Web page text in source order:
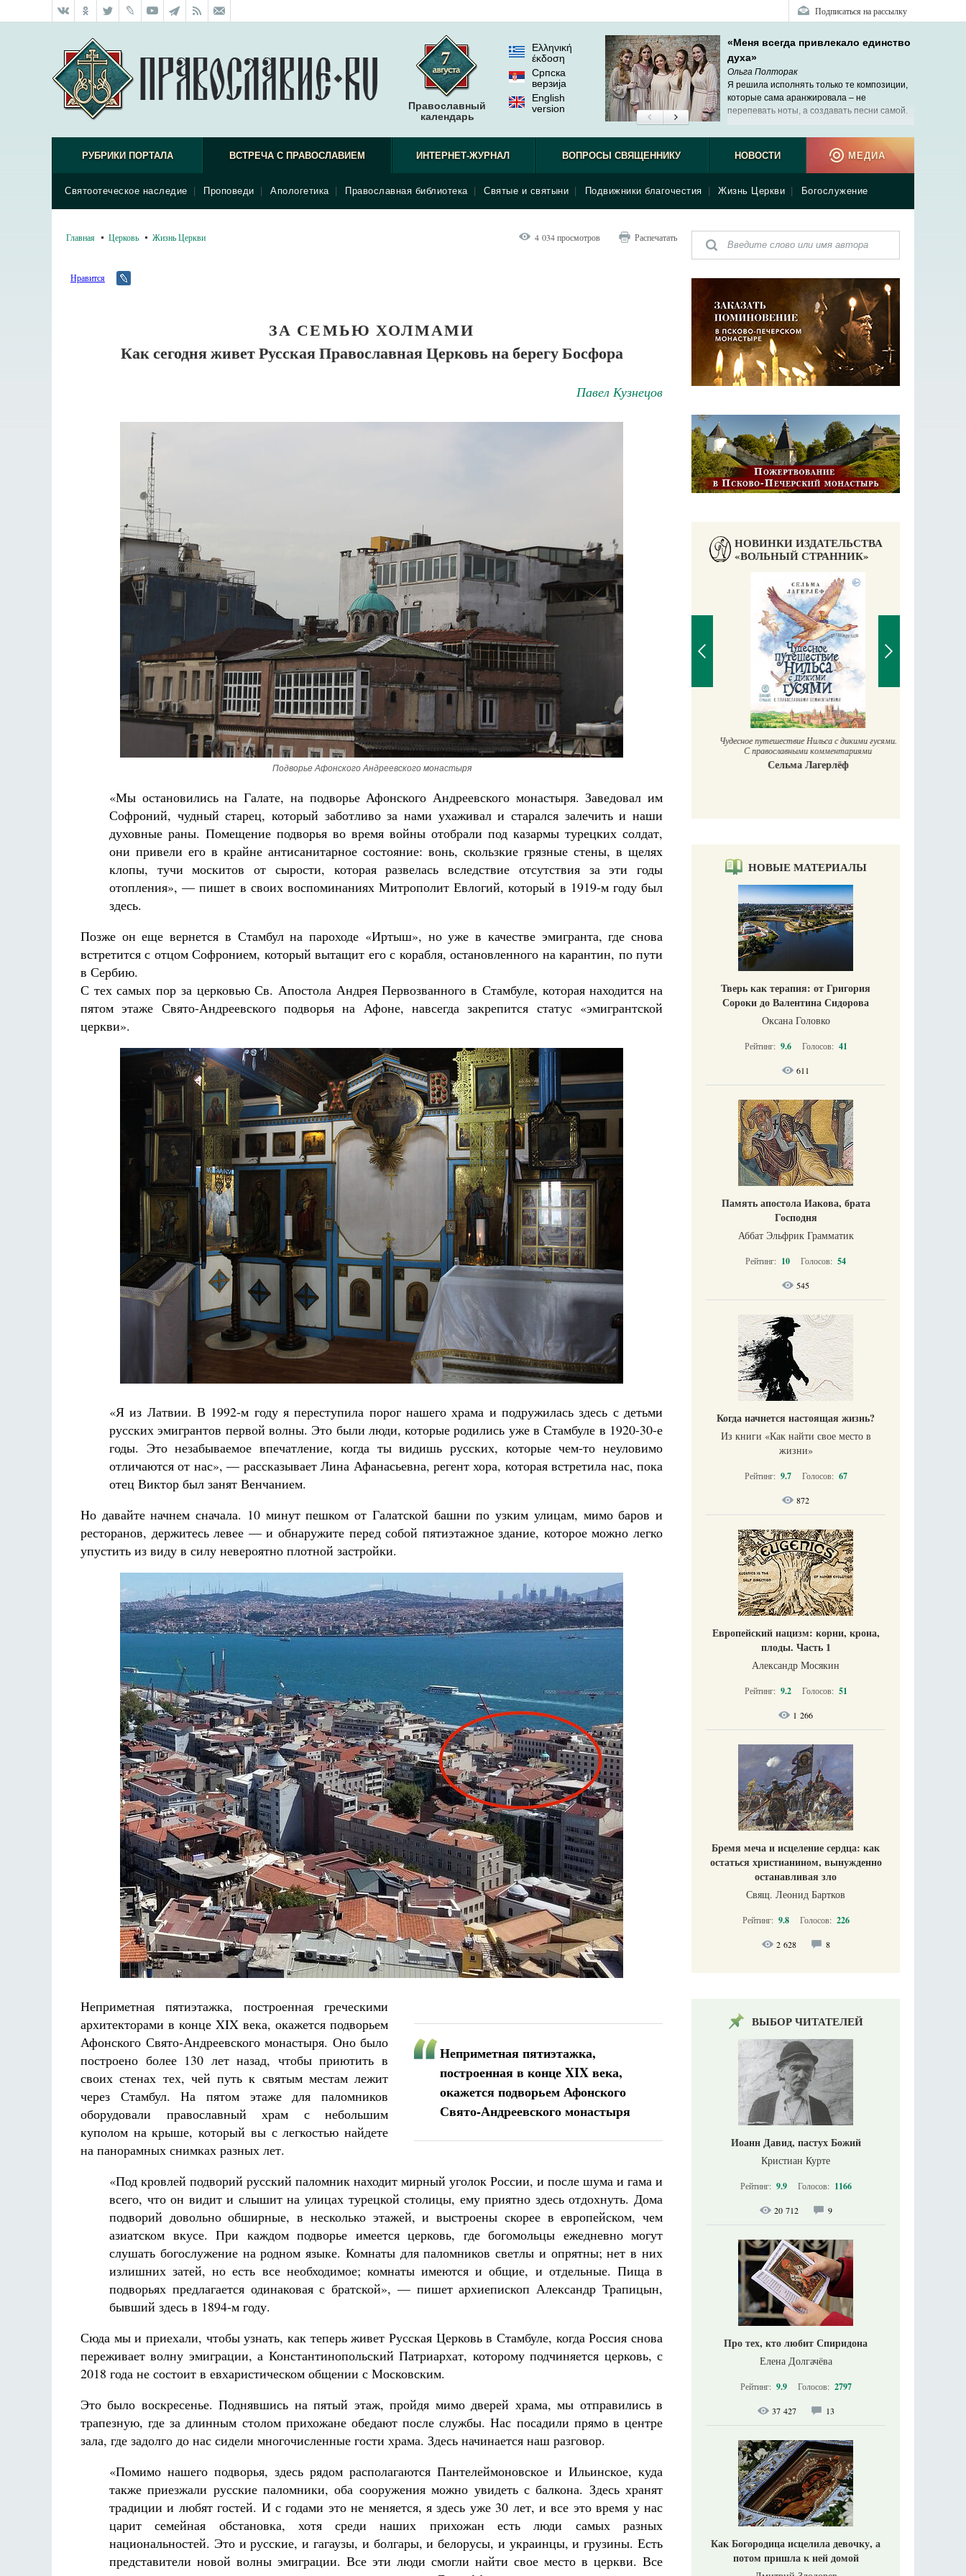
Подписаться на рассылку
Православный
календарь
Ελληνική
έκδοση
Српска
верзиjа
English
version
«Меня всегда привлекало единство
духа»
Ольга Полторак
Я решила исполнять только те композиции,
которые сама аранжировала – не
перепевать ноты, а создавать песни самой.
РУБРИКИ ПОРТАЛА ВСТРЕЧА С ПРАВОСЛАВИЕМ
Святоотеческое наследие Проповеди Апологетика Православная библиотека Святые и святыни Подвижники благочестия Жизнь Церкви Богослужение
ИНТЕРНЕТ-ЖУРНАЛ ВОПРОСЫ СВЯЩЕННИКУ НОВОСТИ МЕДИА
Главная Церковь Жизнь Церкви 4 034 просмотров Распечатать
Нравится
ЗА СЕМЬЮ ХОЛМАМИ
Как сегодня живет Русская Православная Церковь на берегу Босфора
Павел Кузнецов
Подворье Афонского Андреевского монастыря
«Мы остановились на Галате, на подворье Афонского Андреевского монастыря. Заведовал им
Софроний, чудный старец, который заботливо за нами ухаживал и старался залечить и наши
духовные раны. Помещение подворья во время войны отобрали под казармы турецких солдат,
они привели его в крайне антисанитарное состояние: вонь, скользкие грязные стены, в щелях
клопы, тучи москитов от сырости, которая развелась вследствие отсутствия за эти годы
отопления», — пишет в своих воспоминаниях Митрополит Евлогий, который в 1919-м году был
здесь.
Позже он еще вернется в Стамбул на пароходе «Иртыш», но уже в качестве эмигранта, где снова
встретится с отцом Софронием, который вытащит его с корабля, остановленного на карантин, по пути
в Сербию.
С тех самых пор за церковью Св. Апостола Андрея Первозванного в Стамбуле, которая находится на
пятом этаже Свято-Андреевского подворья на Афоне, навсегда закрепится статус «эмигрантской
церкви».
«Я из Латвии. В 1992-м году я переступила порог нашего храма и подружилась здесь с детьми
русских эмигрантов первой волны. Это были люди, которые родились уже в Стамбуле в 1920-30-е
годы. Это незабываемое впечатление, когда ты видишь русских, которые чем-то неуловимо
отличаются от нас», — рассказывает Лина Афанасьевна, регент хора, которая встретила нас, пока
отец Виктор был занят Венчанием.
Но давайте начнем сначала. 10 минут пешком от Галатской башни по узким улицам, мимо баров и
ресторанов, держитесь левее — и обнаружите перед собой пятиэтажное здание, которое можно легко
упустить из виду в силу невероятно плотной застройки.
Неприметная пятиэтажка,
построенная в конце XIX века,
окажется подворьем Афонского
Свято-Андреевского монастыря
Неприметная пятиэтажка, построенная греческими
архитекторами в конце XIX века, окажется подворьем
Афонского Свято-Андреевского монастыря. Оно было
построено более 130 лет назад, чтобы приютить в
своих стенах тех, чей путь к святым местам лежит
через Стамбул. На пятом этаже для паломников
оборудовали православный храм с небольшим
куполом на крыше, который вы с легкостью найдете
на панорамных снимках разных лет.
«Под кровлей подворий русский паломник находит мирный уголок России, и после шума и гама и
всего, что он видит и слышит на улицах турецкой столицы, ему приятно здесь отдохнуть. Дома
подворий довольно обширные, в несколько этажей, и выстроены скорее в европейском, чем
азиатском вкусе. При каждом подворье имеется церковь, где богомольцы ежедневно могут
слушать богослужение на родном языке. Комнаты для паломников светлы и опрятны; нет в них
излишних затей, но есть все необходимое; комнаты имеются и общие, и отдельные. Пища в
подворьях предлагается одинаковая с братской», — пишет архиепископ Александр Трапицын,
бывший здесь в 1894-м году.
Сюда мы и приехали, чтобы узнать, как теперь живет Русская Церковь в Стамбуле, когда Россия снова
переживает волну эмиграции, а Константинопольский Патриархат, которому подчиняется церковь, с
2018 года не состоит в евхаристическом общении с Московским.
Это было воскресенье. Поднявшись на пятый этаж, пройдя мимо дверей храма, мы отправились в
трапезную, где за длинным столом прихожане обедают после службы. Нас посадили прямо в центре
зала, где задолго до нас сидели многочисленные гости храма. Здесь начинается наш разговор.
«Помимо нашего подворья, здесь рядом располагаются Пантелеймоновское и Ильинское, куда
также приезжали русские паломники, оба сооружения можно увидеть с балкона. Здесь хранят
традиции и любят гостей. И с годами это не меняется, я здесь уже 30 лет, и все это время у нас
царит семейная обстановка, хотя среди наших прихожан есть люди самых разных
национальностей. Это и русские, и гагаузы, и болгары, и белорусы, и украинцы, и грузины. Есть
представители новой волны эмиграции. Все эти люди смогли найти свое место в церкви. Все
НОВИНКИ ИЗДАТЕЛЬСТВА
«ВОЛЬНЫЙ СТРАННИК»
Православный мальчик
Екатерина Баканова
Чудесное путешествие Нильса с дикими гусями.
С православными комментариями
Сельма Лагерлёф
НОВЫЕ МАТЕРИАЛЫ
Тверь как терапия: от Григория
Сороки до Валентина Сидорова
Оксана Головко
Рейтинг: 9.6 Голосов: 41
611
Память апостола Иакова, брата
Господня
Аббат Эльфрик Грамматик
Рейтинг: 10 Голосов: 54
545
Когда начнется настоящая жизнь?
Из книги «Как найти свое место в
жизни​»
Рейтинг: 9.7 Голосов: 67
872
Европейский нацизм: корни, крона,
плоды. Часть 1
Александр Мосякин
Рейтинг: 9.2 Голосов: 51
1 266
Бремя меча и исцеление сердца: как
остаться христианином, вынужденно
останавливая зло
Свящ. Леонид Бартков
Рейтинг: 9.8 Голосов: 226
2 628 8
ВЫБОР ЧИТАТЕЛЕЙ
Иоанн Давид, пастух Божий
Кристиан Курте
Рейтинг: 9.9 Голосов: 1166
20 712 9
Про тех, кто любит Спиридона
Елена Долгачёва
Рейтинг: 9.9 Голосов: 2797
37 427 13
Как Богородица исцелила девочку, а
потом пришла к ней домой